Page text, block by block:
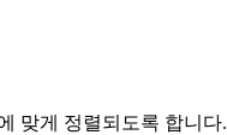
맞게 정렬되도록 합니다.